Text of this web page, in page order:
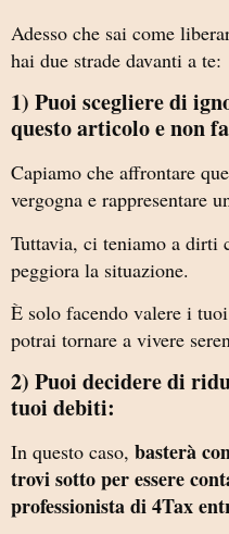
Adesso che sai come
hai due strade davanti a te:
1) Puoi scegliere di
questo articolo e non
Capiamo che affrontare
vergogna e rappresentare
Tuttavia, ci teniamo a dirti
peggiora la situazione.
È solo facendo valere i
potrai tornare a vivere
2) Puoi decidere di
tuoi debiti:
In questo caso, basterà
trovi sotto per essere
professionista di 4Tax